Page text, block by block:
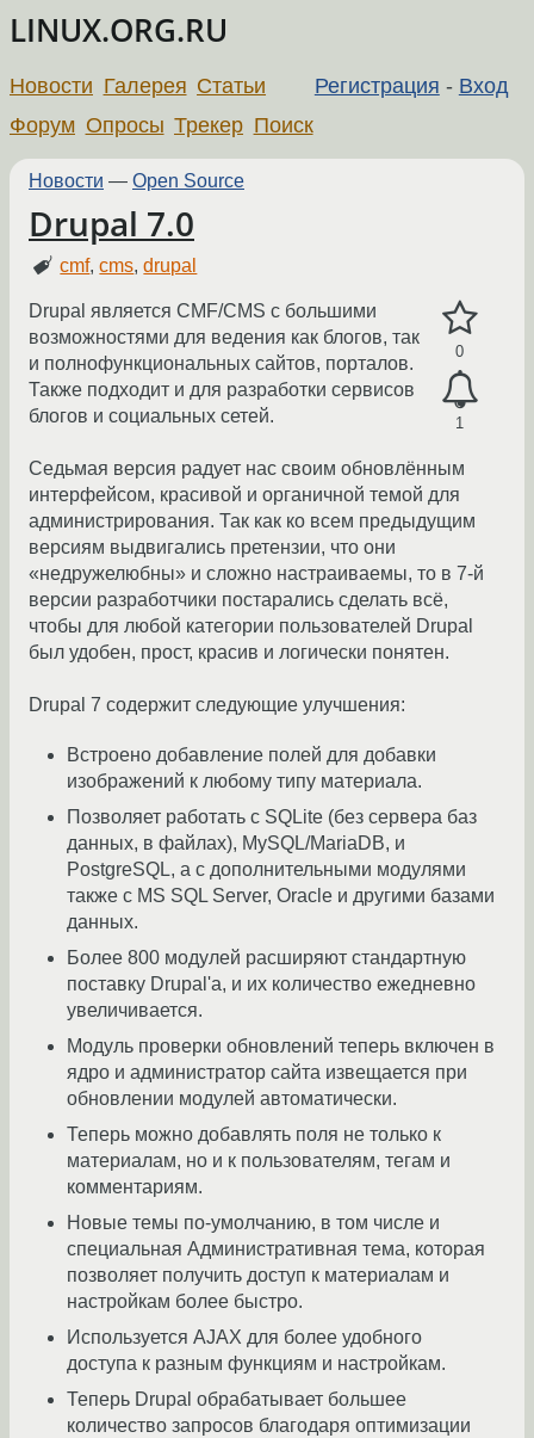
LINUX.ORG.RU
Регистрация - Вход
Новости Галерея Статьи
Форум Опросы Трекер Поиск
Новости — Open Source
Drupal 7.0
cmf,cms,drupal
0
1
Drupal является CMF/CMS с большими
возможностями для ведения как блогов, так
и полнофункциональных сайтов, порталов.
Также подходит и для разработки сервисов
блогов и социальных сетей.
Седьмая версия радует нас своим обновлённым
интерфейсом, красивой и органичной темой для
администрирования. Так как ко всем предыдущим
версиям выдвигались претензии, что они
«недружелюбны» и сложно настраиваемы, то в 7-й
версии разработчики постарались сделать всё,
чтобы для любой категории пользователей Drupal
был удобен, прост, красив и логически понятен.
Drupal 7 содержит следующие улучшения:
Встроено добавление полей для добавки
изображений к любому типу материала.
Позволяет работать с SQLite (без сервера баз
данных, в файлах), MySQL/MariaDB, и
PostgreSQL, а с дополнительными модулями
также с MS SQL Server, Oracle и другими базами
данных.
Более 800 модулей расширяют стандартную
поставку Drupal'а, и их количество ежедневно
увеличивается.
Модуль проверки обновлений теперь включен в
ядро и администратор сайта извещается при
обновлении модулей автоматически.
Теперь можно добавлять поля не только к
материалам, но и к пользователям, тегам и
комментариям.
Новые темы по-умолчанию, в том числе и
специальная Административная тема, которая
позволяет получить доступ к материалам и
настройкам более быстро.
Используется AJAX для более удобного
доступа к разным функциям и настройкам.
Теперь Drupal обрабатывает большее
количество запросов благодаря оптимизации